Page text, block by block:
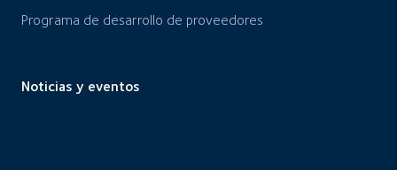
Programa de desarrollo de proveedores
Noticias y eventos